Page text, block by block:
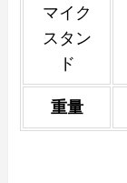
マイク
スタン
ド
重量